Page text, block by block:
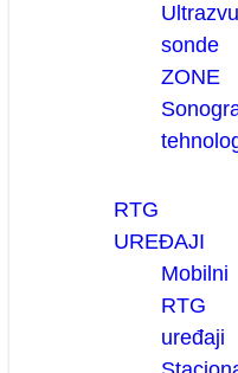
sonde
ZONE
RTG
UREĐAJI
Mobilni
RTG
uređaji